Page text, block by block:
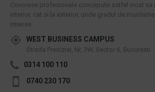
Covorase profesionale concepute astfel incat sa
interior, cat si la exterior, unde gradul de
intense.
WEST BUSINESS CAMPUS
Strada Preciziei, Nr, 3W, Sector 6, Bucuresti
0314 100 110
0740 230 170